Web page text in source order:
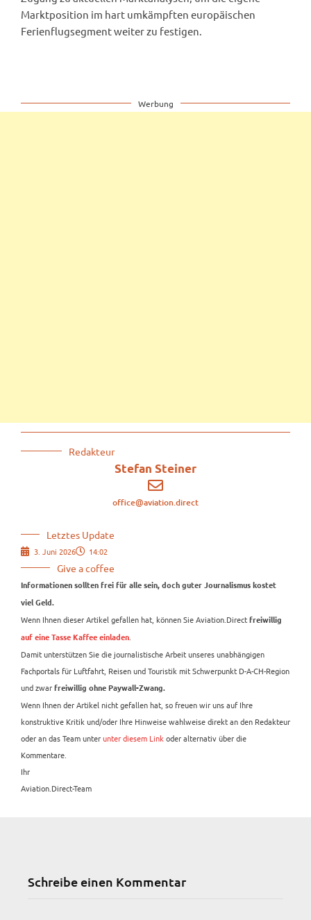
Redakteur
Stefan Steiner
office@aviation.direct
Letztes Update
3. Juni 2026 14:02
Give a coffee
Informationen sollten frei für alle sein, doch guter Journalismus kostet
viel Geld.
Wenn Ihnen dieser Artikel gefallen hat, können Sie Aviation.Direct freiwillig
auf eine Tasse Kaffee einladen
Damit unterstützen Sie die journalistische Arbeit unseres unabhängigen
Fachportals für Luftfahrt, Reisen und Touristik mit Schwerpunkt D-A-CH-Region
und zwar freiwillig ohne Paywall-Zwang.
Wenn Ihnen der Artikel nicht gefallen hat, so freuen wir uns auf Ihre
konstruktive Kritik und/oder Ihre Hinweise wahlweise direkt an den Redakteur
oder an das Team unterunter diesem Link oder alternativ über die
Kommentare.
Ihr
Aviation.Direct-Team
Marktposition im hart umkämpften europäischen
Ferienflugsegment weiter zu festigen.
Werbung
Schreibe einen Kommentar